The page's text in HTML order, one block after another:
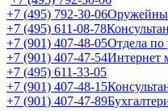
+7 (495) 792-30-06
+7 (495) 611-08-78
+7 (901) 407-48-05Отдела по
+7 (901) 407-47-54Интернет
+7 (495) 611-33-05
+7 (901) 407-48-15
+7 (901) 407-47-89